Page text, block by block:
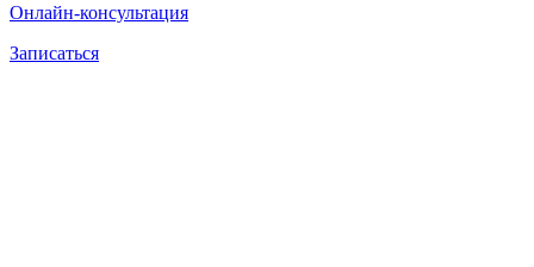
Онлайн-консультация
Записаться